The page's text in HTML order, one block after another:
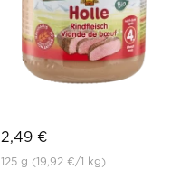
2,49 €
125 g (19,92 €/1 kg)